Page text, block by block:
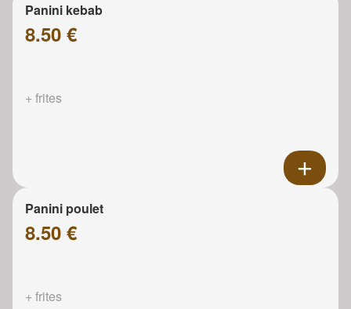
Panini kebab
8.50 €
+ frites
Panini poulet
8.50 €
+ frites